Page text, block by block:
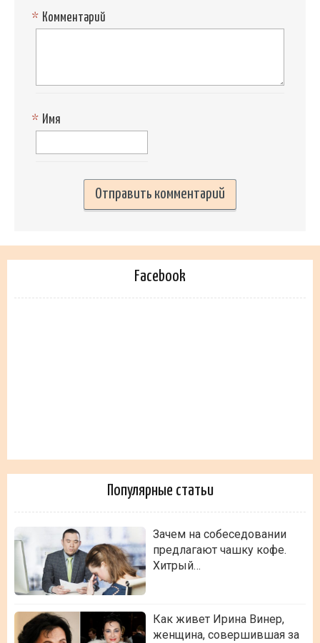
Комментарий
*
Имя
*
Facebook
Популярные статьи
Зачем на собеседовании
предлагают чашку кофе.
Хитрый…
Как живет Ирина Винер,
женщина, совершившая за